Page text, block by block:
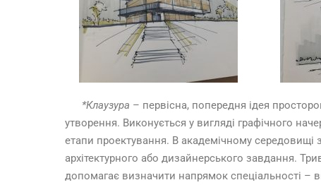
*Клаузура – первісна, попередня ідея
утворення. Виконується у вигляді графічного
етапи проектування. В академічному середовищі
архітектурного або дизайнерського завдання.
допомагає визначити напрямок спеціальності –